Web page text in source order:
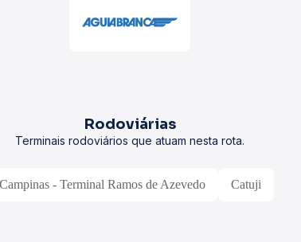
Rodoviárias
Terminais rodoviários que atuam nesta rota.
Campinas - Terminal Ramos de Azevedo Catuji